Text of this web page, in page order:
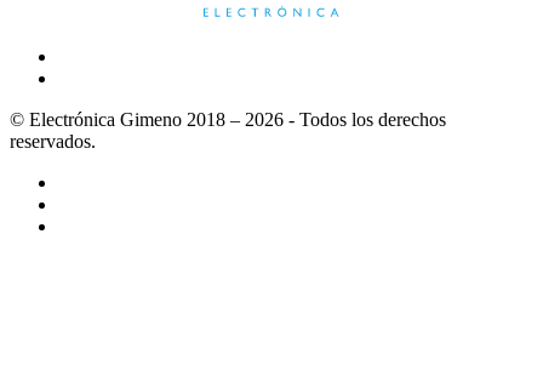
© Electrónica Gimeno 2018 – 2026 - Todos los derechos
reservados.